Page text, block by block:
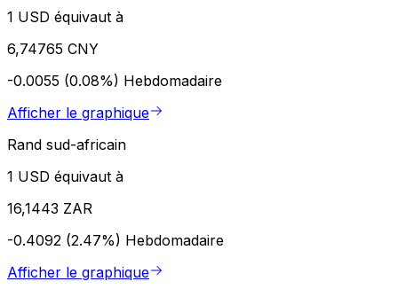
1 USD équivaut à
6,74765 CNY
-0.0055 (0.08%) Hebdomadaire
Afficher le graphique
Rand sud-africain
1 USD équivaut à
16,1443 ZAR
-0.4092 (2.47%) Hebdomadaire
Afficher le graphique